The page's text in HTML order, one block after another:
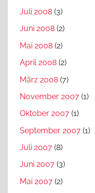
Juli 2008 (3)
Juni 2008 (2)
Mai 2008 (2)
April 2008 (2)
März 2008 (7)
November 2007 (1)
Oktober 2007 (1)
September 2007 (1)
Juli 2007 (8)
Juni 2007 (3)
Mai 2007 (2)